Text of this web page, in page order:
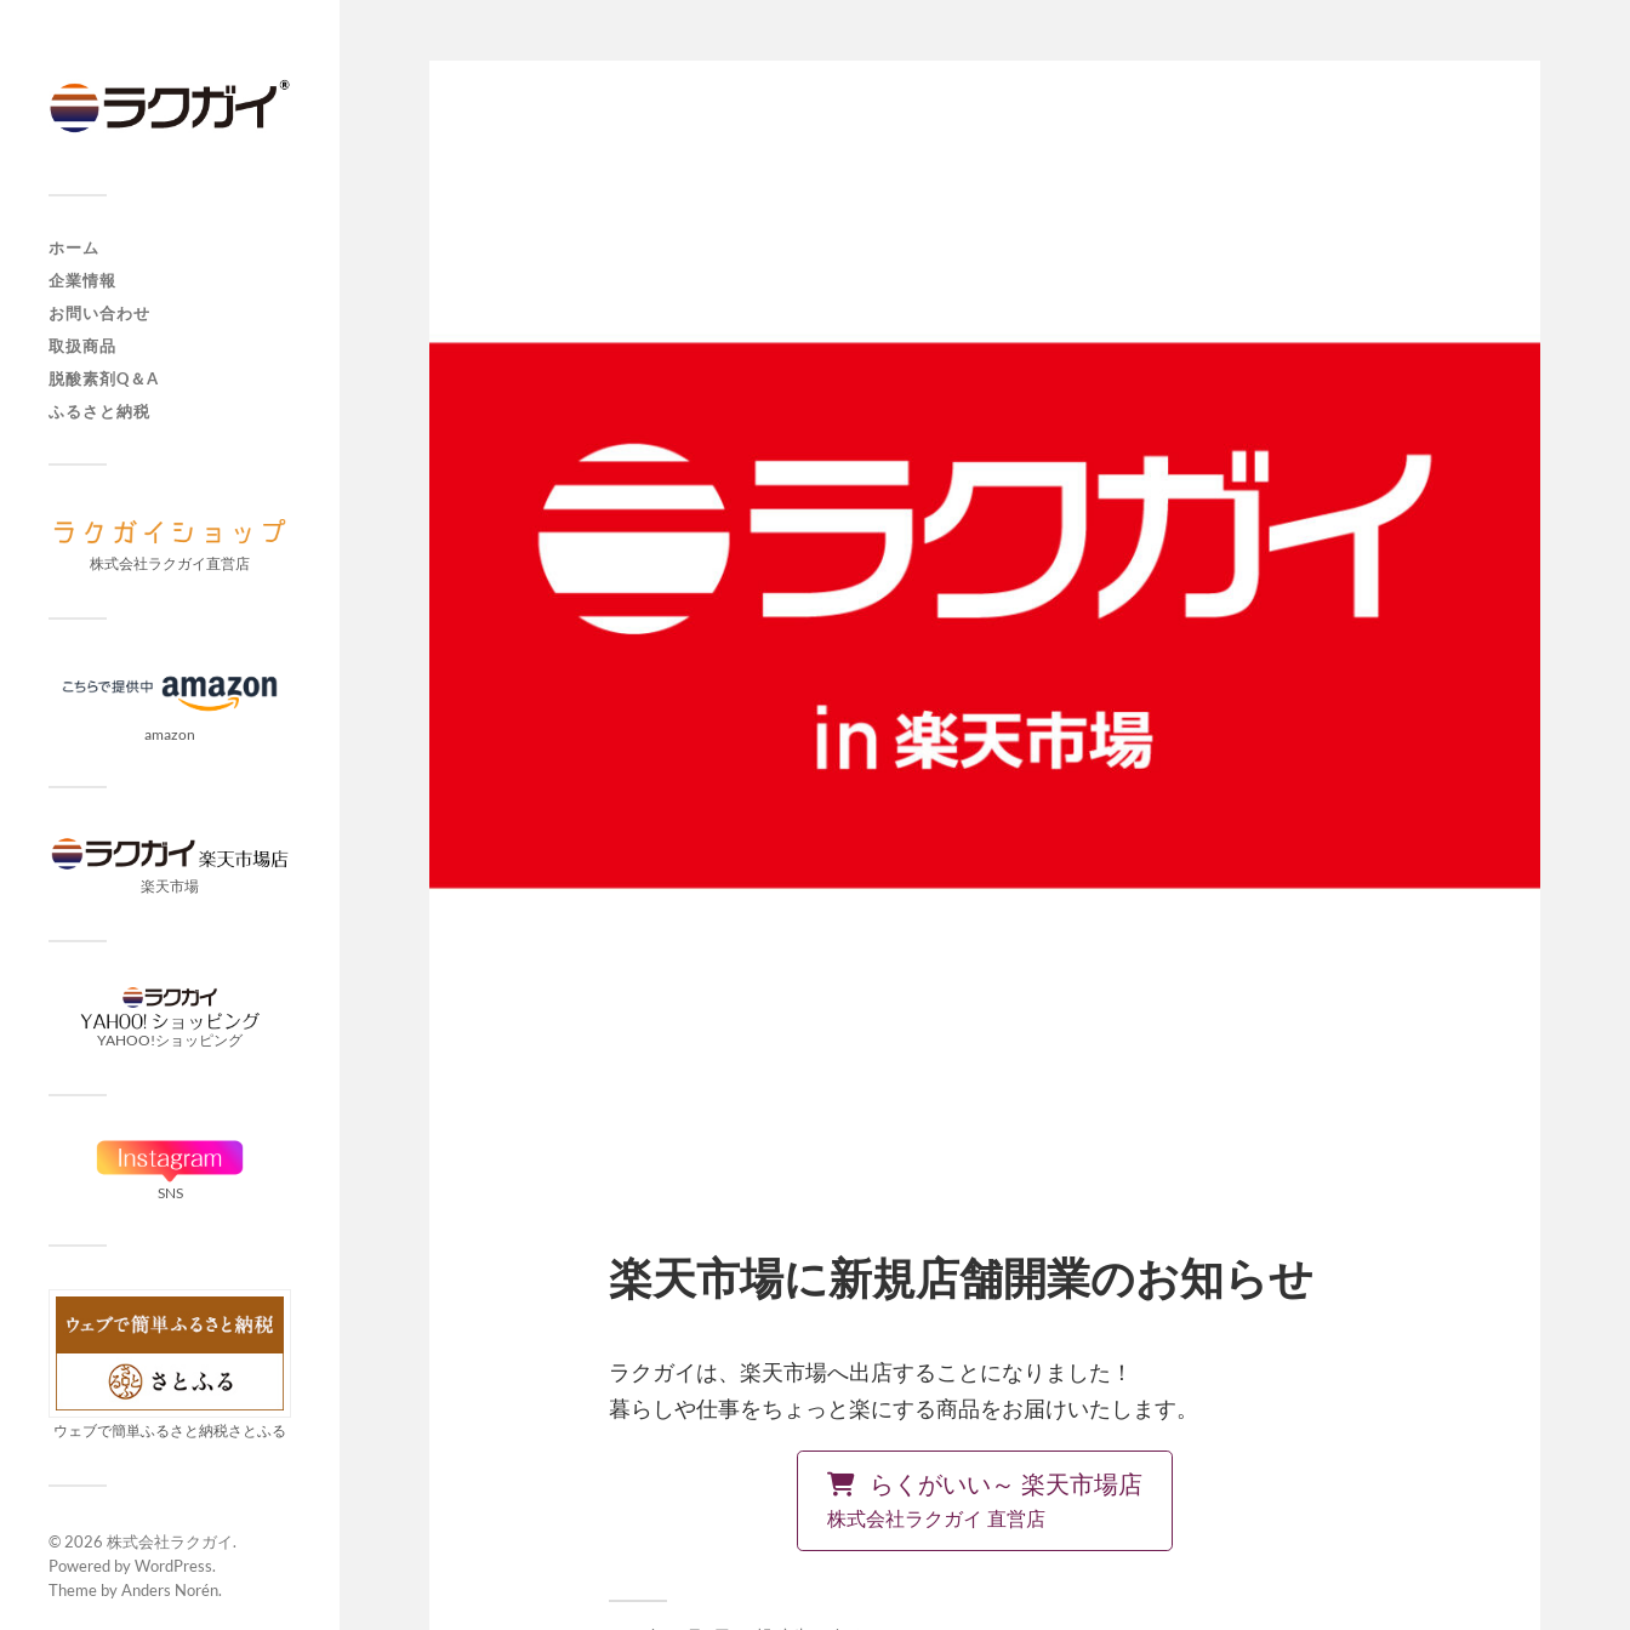
ホーム
企業情報
お問い合わせ
取扱商品
脱酸素剤Q＆A
ふるさと納税
株式会社ラクガイ直営店
amazon
楽天市場
YAHOO!ショッピング
SNS
ウェブで簡単ふるさと納税さとふる
© 2026 株式会社ラクガイ.
Powered byWordPress.
Theme byAnders Norén.
楽天市場に新規店舗開業のお知らせ
ラクガイは、楽天市場へ出店することになりました！
暮らしや仕事をちょっと楽にする商品をお届けいたします。
らくがいい～ 楽天市場店
株式会社ラクガイ 直営店